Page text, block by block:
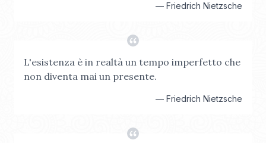
— Friedrich Nietzsche
L'esistenza è in realtà un tempo imperfetto che
non diventa mai un presente.
— Friedrich Nietzsche